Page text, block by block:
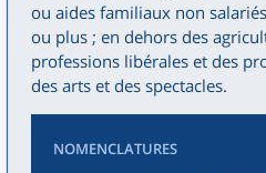
ou aides familiaux non
ou plus ; en dehors des
professions libérales et des
des arts et des spectacles.
NOMENCLATURES